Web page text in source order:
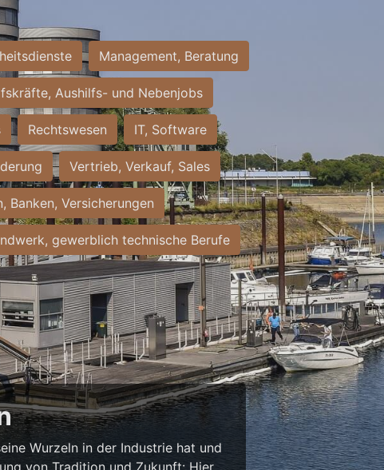
Management, Beratung
Aushilfs- und Nebenjobs
Rechtswesen IT, Software
Vertrieb, Verkauf, Sales
Banken, Versicherungen
gewerblich technische Berufe
Wurzeln in der Industrie hat und